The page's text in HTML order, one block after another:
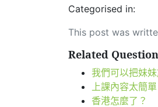
Categorised in:
This post was
Related
我們可以把妹
上課內容太簡
香港怎麼了？